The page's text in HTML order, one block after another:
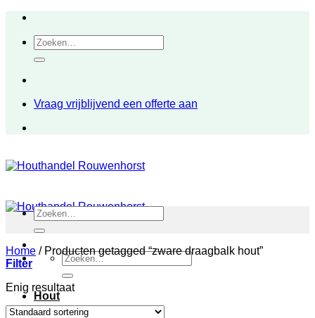
inhoudZoeken
naar:
Vraag vrijblijvend een offerte aan
Zoeken
naar:
Hout
Zoeken
naar:
Home /Producten getagged “zware draagbalk hout”
Filter
Enig resultaat